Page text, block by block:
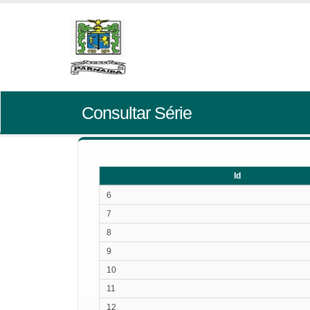
Consultar Série
Id
6
7
8
9
10
11
12